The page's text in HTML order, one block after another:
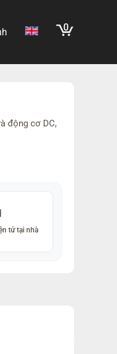
0
động cơ DC,
tử tại nhà